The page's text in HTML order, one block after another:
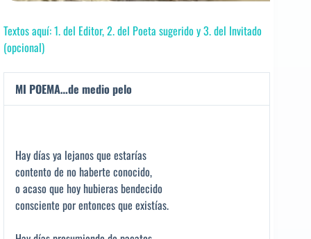
Textos aquí: 1. del Editor, 2. del Poeta sugerido y 3. del Invitado
(opcional)
MI POEMA…de medio pelo
Hay días ya lejanos que estarías
contento de no haberte conocido,
o acaso que hoy hubieras bendecido
consciente por entonces que existías.